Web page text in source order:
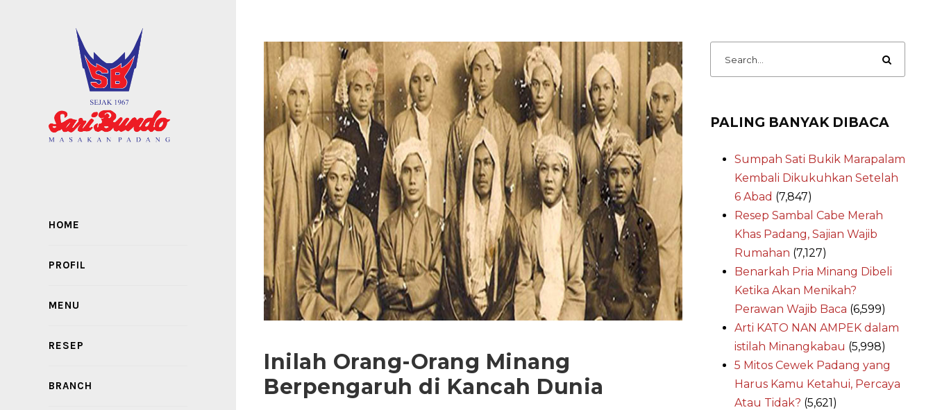
HOME
PROFIL
MENU
RESEP
BRANCH
Inilah Orang-Orang Minang
Berpengaruh di Kancah Dunia
PALING BANYAK DIBACA
Sumpah Sati Bukik Marapalam
Kembali Dikukuhkan Setelah
6 Abad (7,847)
Resep Sambal Cabe Merah
Khas Padang, Sajian Wajib
Rumahan (7,127)
Benarkah Pria Minang Dibeli
Ketika Akan Menikah?
Perawan Wajib Baca (6,599)
Arti KATO NAN AMPEK dalam
istilah Minangkabau (5,998)
5 Mitos Cewek Padang yang
Harus Kamu Ketahui, Percaya
Atau Tidak? (5,621)